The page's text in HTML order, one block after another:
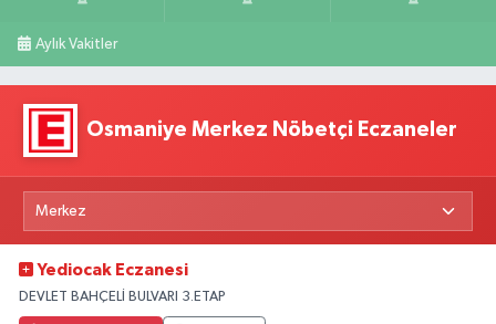
Aylık Vakitler
Osmaniye Merkez Nöbetçi Eczaneler
Yediocak Eczanesi
DEVLET BAHÇELİ BULVARI 3.ETAP